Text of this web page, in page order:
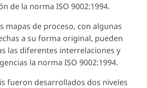
de la norma ISO 9002:1994.
mapas de proceso, con algunas
a su forma original, pueden
las diferentes interrelaciones y
la norma ISO 9002:1994.
fueron desarrollados dos niveles